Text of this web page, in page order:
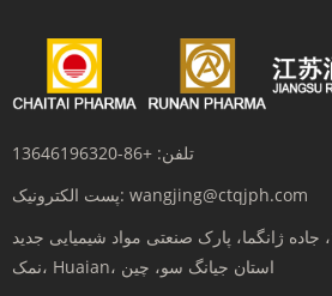
تلفن: +86-13646196320
پست الکترونیک: wangjing@ctqjph.com
شماره 12، جاده ژانگما، پارک صنعتی مواد شیمیایی جدید
نمک، Huaian، استان جیانگ سو، چین